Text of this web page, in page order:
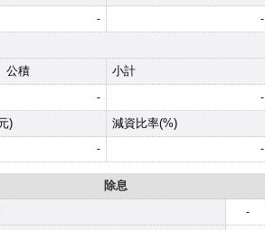
- -
公積
小計
- -
) 減資比率(%)
- -
除息
-